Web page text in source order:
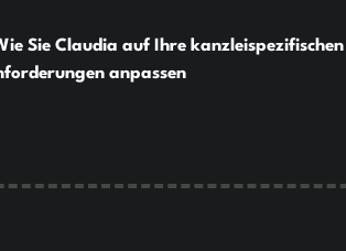
Sie Claudia auf Ihre kanzleispezifischen
anpassen